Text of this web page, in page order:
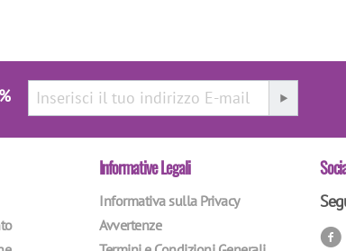
Informative Legali
Informativa sulla Privacy
Avvertenze